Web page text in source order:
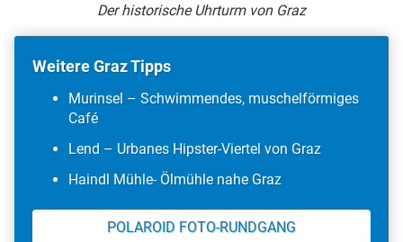
Der historische Uhrturm von Graz
Weitere Graz Tipps
Murinsel – Schwimmendes, muschelförmiges
Café
Lend – Urbanes Hipster-Viertel von Graz
Haindl Mühle- Ölmühle nahe Graz
POLAROID FOTO-RUNDGANG